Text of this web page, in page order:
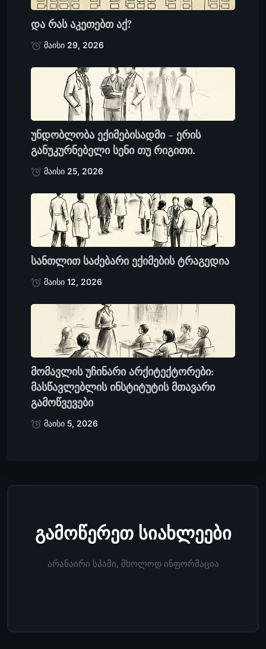
და რას აკეთებთ აქ?
მაისი 29, 2026
უნდობლობა ექიმებისადმი – ერის
განუკურნებელი სენი თუ რიგითი.
მაისი 25, 2026
სანთლით საძებარი ექიმების ტრაგედია
მაისი 12, 2026
მომავლის უჩინარი არქიტექტორები:
მასწავლებლის ინსტიტუტის მთავარი
გამოწვევები
მაისი 5, 2026
გამოწერეთ სიახლეები
არანაირი სპამი, მხოლოდ ინფორმაცია